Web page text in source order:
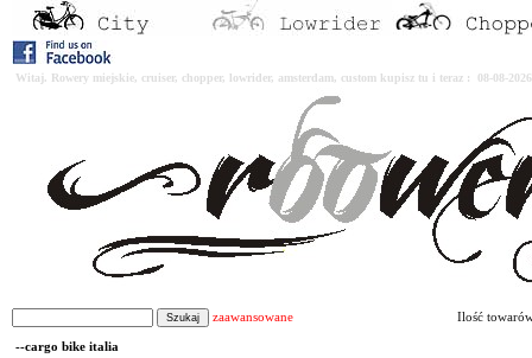
Witaj. Rowery miejskie, cruiser, chopper, lowrider, amsterdam, custom kupisz tu i teraz : 08-08-
zaawansowane Ilość
--cargo bike italia